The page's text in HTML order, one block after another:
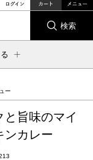
検索
ー
旨味のマイ
ンカレー